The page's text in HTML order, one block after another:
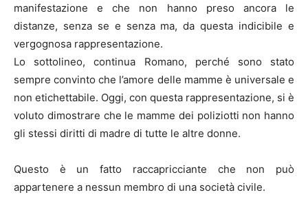
manifestazione e che non hanno preso ancora le
distanze, senza se e senza ma, da questa indicibile e
vergognosa rappresentazione.
Lo sottolineo, continua Romano, perché sono stato
sempre convinto che l’amore delle mamme è universale e
non etichettabile. Oggi, con questa rappresentazione, si è
voluto dimostrare che le mamme dei poliziotti non hanno
gli stessi diritti di madre di tutte le altre donne.
Questo è un fatto raccapricciante che non può
appartenere a nessun membro di una società civile.